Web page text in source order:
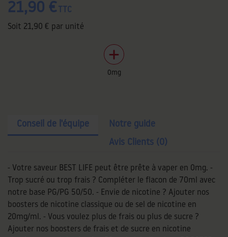
21,90 € TTC
Soit 21,90 € par unité
0mg
Conseil de l'équipe
Notre guide
Avis Clients (0)
- Votre saveur BEST LIFE peut être prête à vaper en 0mg. -
Trop sucré ou trop frais ? Compléter le flacon de 70ml avec
notre base PG/PG 50/50. - Envie de nicotine ? Ajouter nos
boosters de nicotine classique ou de sel de nicotine en
20mg/ml. - Vous voulez plus de frais ou plus de sucre ?
Ajouter nos boosters de frais et de sucre en nicotine